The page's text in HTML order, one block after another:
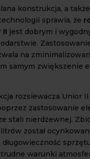
konstrukcja, a
sprawia, że
II jest dobrym i
na
samym zwiększenie
rozsiewacza Unior
zastosowanie
stali nierdzewnej.
został
długowieczność
warunki